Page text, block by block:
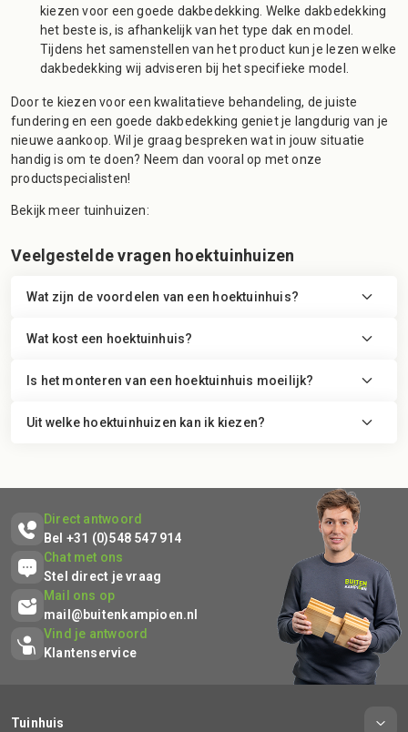
kiezen voor een goede dakbedekking. Welke dakbedekking
het beste is, is afhankelijk van het type dak en model.
Tijdens het samenstellen van het product kun je lezen welke
dakbedekking wij adviseren bij het specifieke model.
Door te kiezen voor een kwalitatieve behandeling, de juiste
fundering en een goede dakbedekking geniet je langdurig van je
nieuwe aankoop. Wil je graag bespreken wat in jouw situatie
handig is om te doen? Neem dan vooral op met onze
productspecialisten!
Bekijk meer tuinhuizen:
Veelgestelde vragen hoektuinhuizen
Wat zijn de voordelen van een hoektuinhuis?
Wat kost een hoektuinhuis?
Is het monteren van een hoektuinhuis moeilijk?
Uit welke hoektuinhuizen kan ik kiezen?
Direct antwoord
Bel +31 (0)548 547 914
Chat met ons
Stel direct je vraag
Mail ons op
mail@buitenkampioen.nl
Vind je antwoord
Klantenservice
Tuinhuis